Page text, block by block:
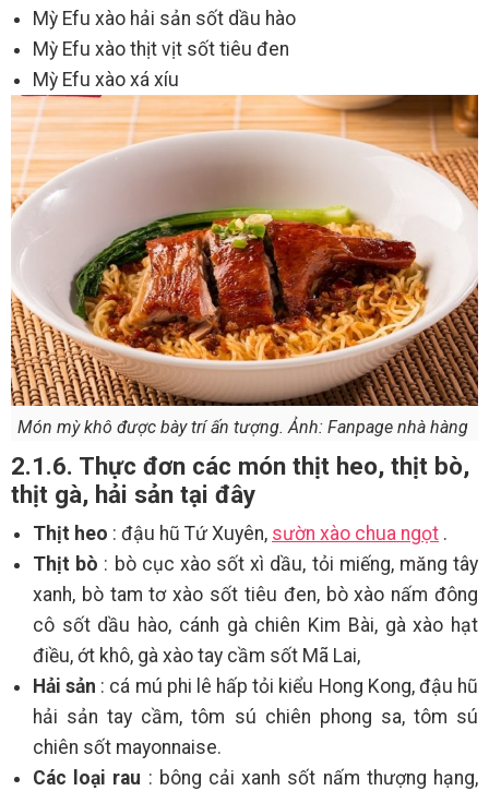
Mỳ Efu xào hải sản sốt dầu hào
Mỳ Efu xào thịt vịt sốt tiêu đen
Mỳ Efu xào xá xíu
Món mỳ khô được bày trí ấn tượng. Ảnh: Fanpage nhà hàng
2.1.6. Thực đơn các món thịt heo, thịt bò,
thịt gà, hải sản tại đây
Thịt heo : đậu hũ Tứ Xuyên, sườn xào chua ngọt .
Thịt bò : bò cục xào sốt xì dầu, tỏi miếng, măng tây
xanh, bò tam tơ xào sốt tiêu đen, bò xào nấm đông
cô sốt dầu hào, cánh gà chiên Kim Bài, gà xào hạt
điều, ớt khô, gà xào tay cầm sốt Mã Lai,
Hải sản : cá mú phi lê hấp tỏi kiểu Hong Kong, đậu hũ
hải sản tay cầm, tôm sú chiên phong sa, tôm sú
chiên sốt mayonnaise.
Các loại rau : bông cải xanh sốt nấm thượng hạng,